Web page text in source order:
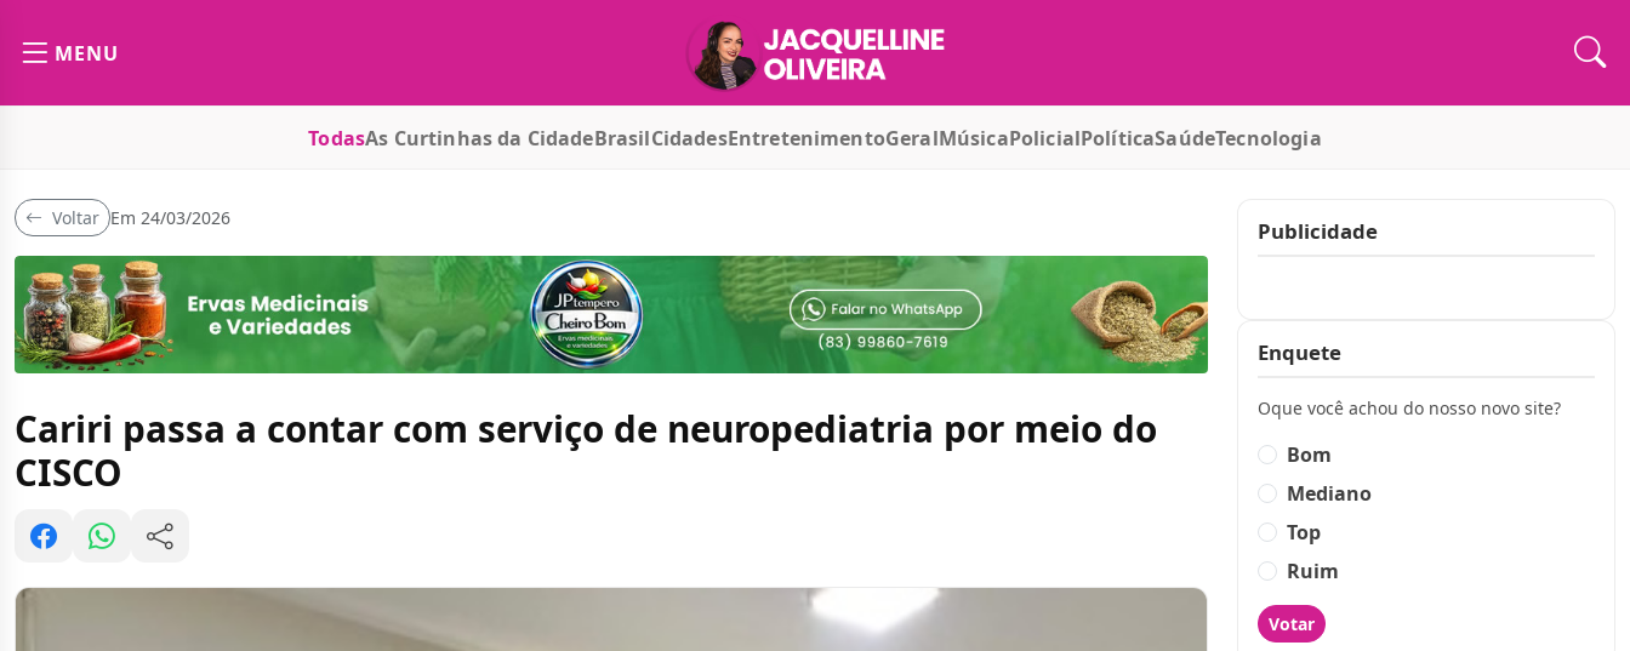
MENU
TodasAs Curtinhas da CidadeBrasilCidadesEntretenimentoGeralMúsicaPolicialPolíticaSaúdeTecnologia
Voltar Em 24/03/2026
Cariri passa a contar com serviço de neuropediatria por meio do
CISCO
Publicidade
Enquete
Oque você achou do nosso novo site?
Bom
Mediano
Top
Ruim
Votar